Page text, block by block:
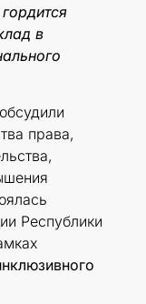
в
права,
Республики